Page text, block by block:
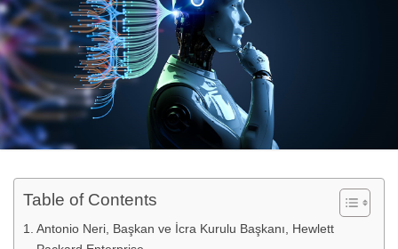
Table of Contents
Antonio Neri, Başkan ve İcra Kurulu Başkanı, Hewlett